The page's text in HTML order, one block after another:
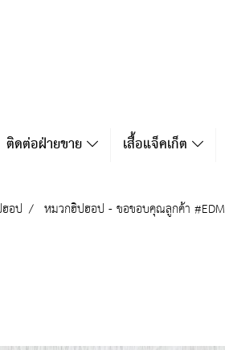
ติดต่อฝ่ายขาย เสื้อแจ็คเก็ต
อป หมวกฮิปฮอป - ขอขอบคุณลูกค้า #EDM